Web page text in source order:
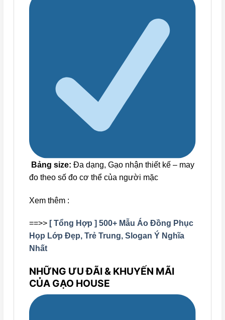
Bảng size: Đa dạng, Gạo nhận thiết kế – may
đo theo số đo cơ thể của người mặc
Xem thêm :
==>> [ Tổng Hợp ] 500+ Mẫu Áo Đồng Phục
Họp Lớp Đẹp, Trẻ Trung, Slogan Ý Nghĩa
Nhất
NHỮNG ƯU ĐÃI & KHUYẾN MÃI
CỦA GẠO HOUSE